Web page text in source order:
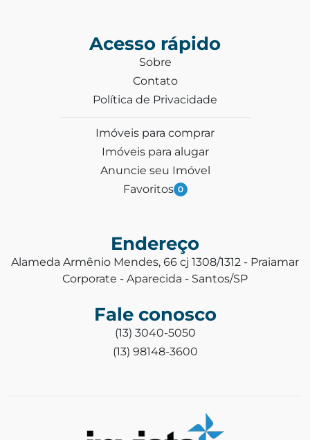
Acesso rápido
Sobre
Contato
Política de Privacidade
Imóveis para comprar
Imóveis para alugar
Anuncie seu Imóvel
Favoritos 0
Endereço
Alameda Armênio Mendes, 66 cj 1308/1312 - Praiamar
Corporate - Aparecida - Santos/SP
Fale conosco
(13) 3040-5050
(13) 98148-3600